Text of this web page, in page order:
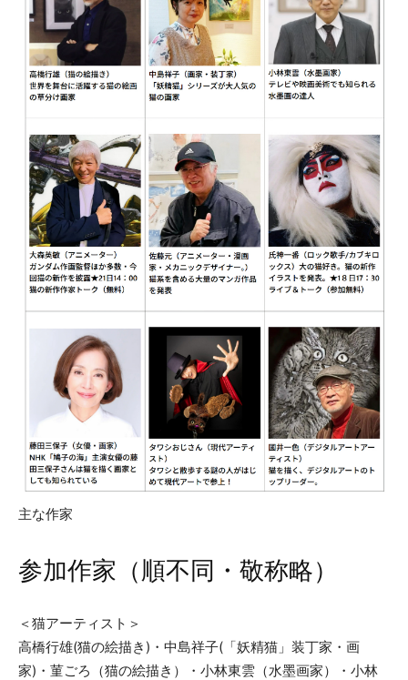
主な作家
参加作家（順不同・敬称略）
＜猫アーティスト＞
高橋行雄(猫の絵描き)・中島祥子(「妖精猫」装丁家・画
家)・菫ごろ（猫の絵描き）・小林東雲（水墨画家）・小林